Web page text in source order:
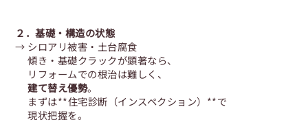
２．基礎・構造の状態
→ シロアリ被害・土台腐食
傾き・基礎クラックが顕著なら、
リフォームでの根治は難しく、
建て替え優勢。
まずは**住宅診断（インスペクション）**で
現状把握を。